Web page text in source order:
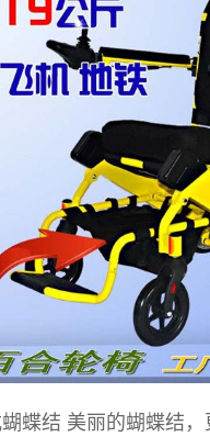
蝶结 美丽的蝴蝶结